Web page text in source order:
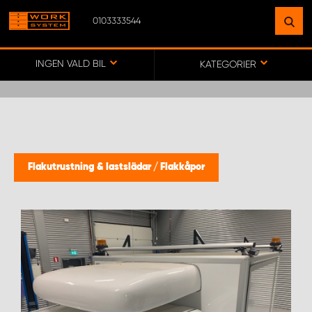
0103333544
INGEN VALD BIL KATEGORIER
Flakutrustning & lastslädar / Flakkåpor
HITTA EN ANLÄGGNING
NÄRA DIG
WORK SYSTEM SVERIGE
WORK SYSTEM FALUN
WORK SYSTEM GÖTEBORG ARÖD